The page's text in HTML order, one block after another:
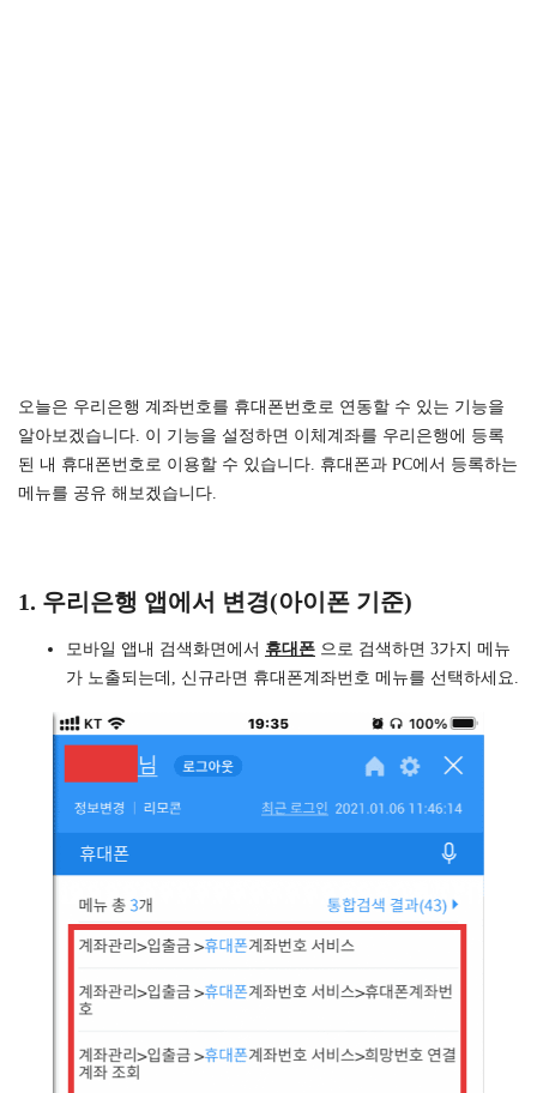
오늘은 우리은행 계좌번호를 휴대폰번호로 연동할 수 있는 기능을
알아보겠습니다. 이 기능을 설정하면 이체계좌를 우리은행에 등록
된 내 휴대폰번호로 이용할 수 있습니다. 휴대폰과 PC에서 등록하는
메뉴를 공유 해보겠습니다.
1. 우리은행 앱에서 변경(아이폰 기준)
모바일 앱내 검색화면에서 휴대폰 으로 검색하면 3가지 메뉴
가 노출되는데, 신규라면 휴대폰계좌번호 메뉴를 선택하세요.